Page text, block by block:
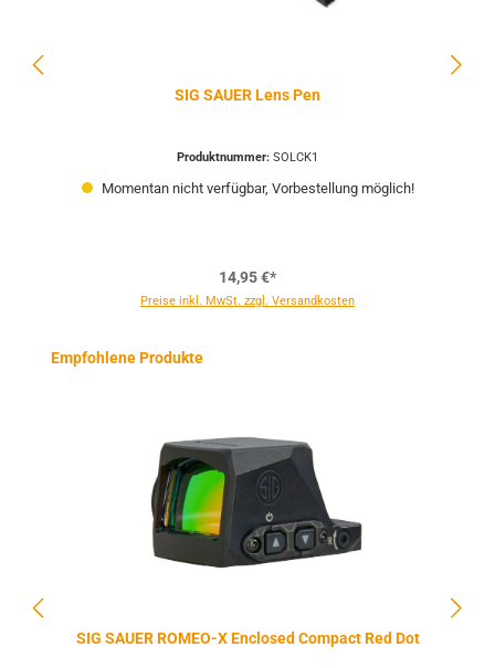
SIG SAUER Lens Pen
Produktnummer: SOLCK1
Momentan nicht verfügbar, Vorbestellung möglich!
14,95 €*
Preise inkl. MwSt. zzgl. Versandkosten
Produktgalerie überspringen
Empfohlene Produkte
SIG SAUER ROMEO-X Enclosed Compact Red Dot